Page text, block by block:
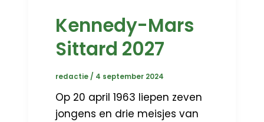
Kennedy-Mars
Sittard 2027
redactie / 4 september 2024
Op 20 april 1963 liepen zeven
jongens en drie meisjes van